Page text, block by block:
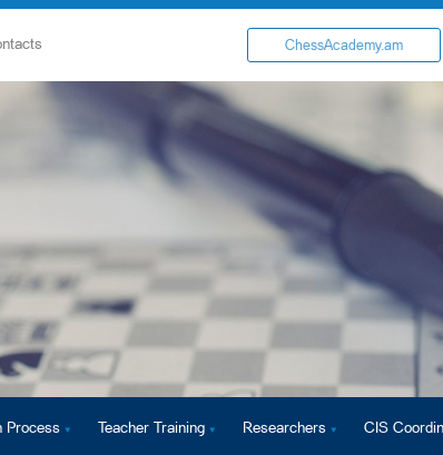
ChessAcademy.am
CIS
Researchers
Teacher Training
Process